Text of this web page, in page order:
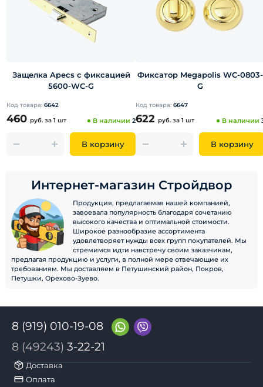
Защелка Apecs с фиксацией
5600-WC-G
Код товара: 6642
460 руб. за 1 шт В наличии 2
В корзину
Фиксатор Megapolis WC-0803-
G
Код товара: 6647
622 руб. за 1 шт В наличии
В корзину
Интернет-магазин Стройдвор
Продукция, предлагаемая нашей компанией,
завоевала популярность благодаря сочетанию
высокого качества и оптимальной стоимости.
Широкое разнообразие ассортимента
удовлетворяет нужды всех групп покупателей. Мы
стремимся идти навстречу своим заказчикам,
предлагая продукцию и услуги, в полной мере отвечающие их
требованиям. Мы доставляем в Петушинский район, Покров,
Петушки, Орехово-Зуево.
8 (919) 010-19-08
8 (49243) 3-22-21
Доставка
Оплата